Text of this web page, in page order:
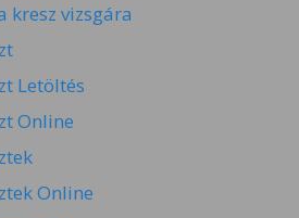
kresz vizsgára
Letöltés
Online
Online